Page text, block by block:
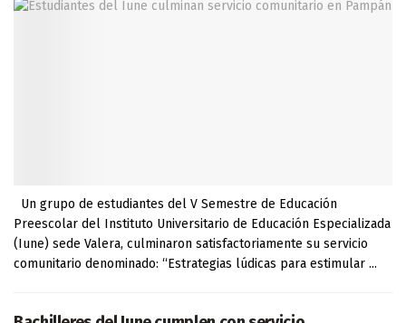
Un grupo de estudiantes del V Semestre de Educación
Preescolar del Instituto Universitario de Educación Especializada
(Iune) sede Valera, culminaron satisfactoriamente su servicio
comunitario denominado: “Estrategias lúdicas para estimular ...